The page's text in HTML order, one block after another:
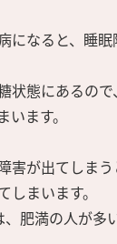
になると、睡
状態にあるの
ます。
害が出てしま
しまいます。
肥満の人が多い